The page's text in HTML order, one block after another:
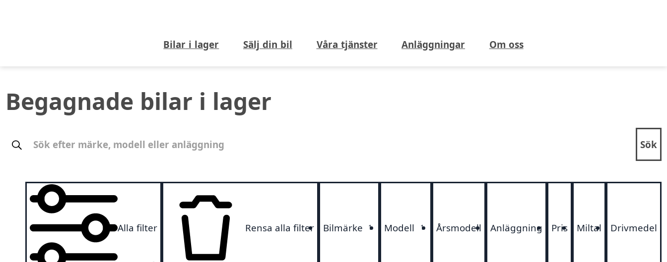
Bilar i lager Sälj din bil Våra tjänster Anläggningar Om oss
Begagnade bilar i lager
Sök
Alla filter Rensa alla filter Bilmärke 1 Modell 1 Årsmodell Anläggning Pris Miltal Drivmedel